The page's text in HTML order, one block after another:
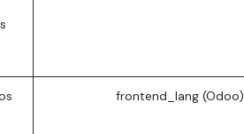
frontend_lang (Odoo)